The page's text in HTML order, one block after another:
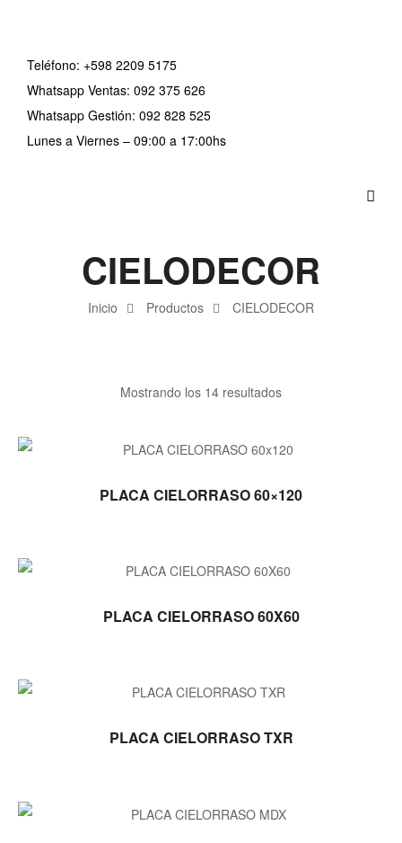
Teléfono: +598 2209 5175
Whatsapp Ventas: 092 375 626
Whatsapp Gestión: 092 828 525
Lunes a Viernes – 09:00 a 17:00hs
Inicio Productos CIELODECOR
CIELODECOR
Mostrando los 14 resultados
LEER MÁS
PLACA CIELORRASO 60×120
LEER MÁS
PLACA CIELORRASO 60X60
LEER MÁS
PLACA CIELORRASO TXR